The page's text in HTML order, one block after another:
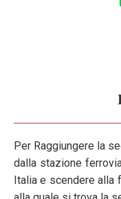
Per Raggiungere la
dalla stazione
Italia e scendere alla